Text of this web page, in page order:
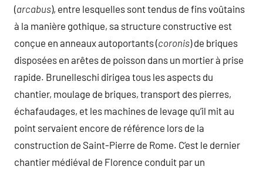
(arcabus), entre lesquelles sont tendus de fins voûtains
à la manière gothique, sa structure constructive est
conçue en anneaux autoportants (coronis) de briques
disposées en arêtes de poisson dans un mortier à prise
rapide. Brunelleschi dirigea tous les aspects du
chantier, moulage de briques, transport des pierres,
échafaudages, et les machines de levage qu’il mit au
point servaient encore de référence lors de la
construction de Saint-Pierre de Rome. C’est le dernier
chantier médiéval de Florence conduit par un